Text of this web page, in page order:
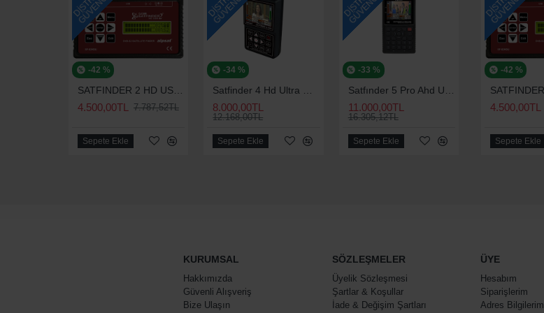
-42 %
SATFINDER 2 HD USB UYDU YÖN BULUCU
4.500,00TL 7.787,52TL
Sepete Ekle
-34 %
Satfinder 4 Hd Ultra Görüntülü Uydu Yön Bulma Cihazı | Uydu Yön Bulucu | Satfinder 4 Hd
8.000,00TL
12.168,00TL
Sepete Ekle
-33 %
Satfınder 5 Pro Ahd Uydu Bulucu Uydu Yön Bulma Cihazı | Uydu Yön Bulucu | Satfinder 5 Hd
11.000,00TL
16.305,12TL
Sepete Ekle
-42 %
4.500,00TL
Sepete Ekle
KURUMSAL
Hakkımızda
Güvenli Alışveriş
Bize Ulaşın
SÖZLEŞMELER
Üyelik Sözleşmesi
Şartlar & Koşullar
İade & Değişim Şartları
ÜYE
Hesabım
Siparişlerim
Adres Bilgilerim